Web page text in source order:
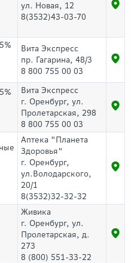
ул. Новая, 12
8(3532)43-03-70
Вита Экспресс
пр. Гагарина, 48/3
8 800 755 00 03
Вита Экспресс
г. Оренбург, ул.
Пролетарская, 298
8 800 755 00 03
Аптека "Планета
Здоровья"
г. Оренбург,
ул.Володарского,
20/1
8(3532)32-32-32
Живика
г. Оренбург, ул.
Пролетарская, д.
273
8 (800) 551-33-22